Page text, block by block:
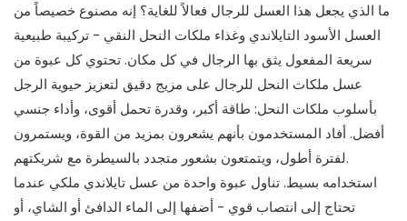
ما الذي يجعل هذا العسل للرجال فعالاً للغاية؟ إنه مصنوع خصيصاً من
العسل الأسود التايلاندي وغذاء ملكات النحل النقي - تركيبة طبيعية
سريعة المفعول يثق بها الرجال في كل مكان. تحتوي كل عبوة من
عسل ملكات النحل للرجال على مزيج دقيق لتعزيز حيوية الرجل
بأسلوب ملكات النحل: طاقة أكبر، وقدرة تحمل أقوى، وأداء جنسي
أفضل. أفاد المستخدمون بأنهم يشعرون بمزيد من القوة، ويستمرون
لفترة أطول، ويتمتعون بشعور متجدد بالسيطرة مع شريكتهم.
استخدامه بسيط. تناول عبوة واحدة من عسل تايلاندي ملكي عندما
تحتاج إلى انتصاب قوي - أضفها إلى الماء الدافئ أو الشاي، أو